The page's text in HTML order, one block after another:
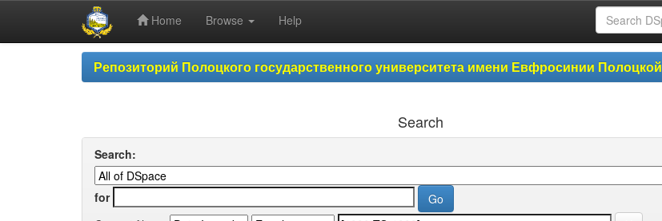
Home Browse Help
Репозиторий Полоцкого государственного университета имени Евфросинии Полоцкой
Search
Search:
for